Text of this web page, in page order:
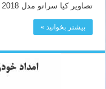
تصاویر کیا سراتو مدل 2018 تا 2019
بیشتر بخوانید »